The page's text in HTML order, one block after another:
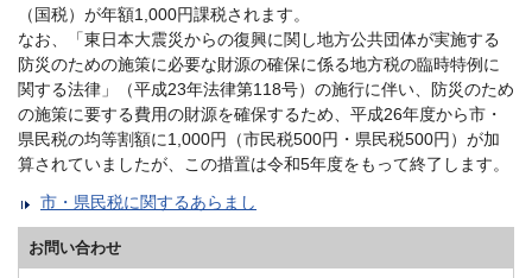
（国税）が年額1,000円課税されます。
なお、「東日本大震災からの復興に関し地方公共団体が実施する
防災のための施策に必要な財源の確保に係る地方税の臨時特例に
関する法律」（平成23年法律第118号）の施行に伴い、防災のため
の施策に要する費用の財源を確保するため、平成26年度から市・
県民税の均等割額に1,000円（市民税500円・県民税500円）が加
算されていましたが、この措置は令和5年度をもって終了します。
市・県民税に関するあらまし
お問い合わせ